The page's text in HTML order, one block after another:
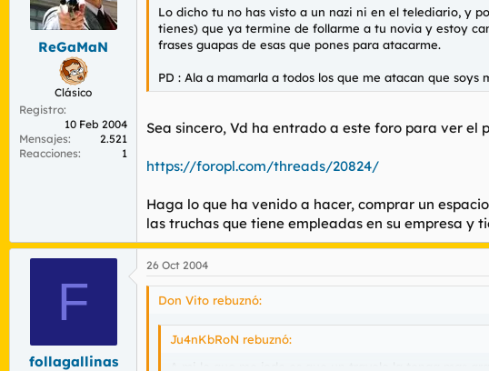
ReGaMaN
Clásico
Registro
10 Feb 2004
Mensajes
2.521
Reacciones
1
Lo dicho tu no has visto a un nazi ni en el telediario, y
tienes) que ya termine de follarme a tu novia y estoy
frases guapas de esas que pones para atacarme.
PD : Ala a mamarla a todos los que me atacan que
Sea sincero, Vd ha entrado a este foro para ver el
https://foropl.com/threads/20824/
Haga lo que ha venido a hacer, comprar un
las truchas que tiene empleadas en su empresa y
F
follagallinas
26 Oct 2004
Don Vito rebuznó:
Ju4nKbRoN rebuznó:
A mi lo que me jode es que un travelo la tenga mas